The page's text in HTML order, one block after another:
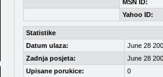
MSN ID:
Yahoo ID:
Statistike
Datum ulaza:
June 28
Zadnja posjeta:
June 28
Upisane porukice:
0